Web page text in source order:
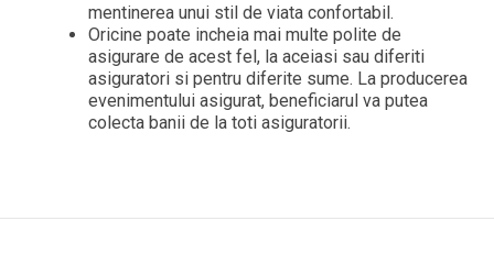
mentinerea unui stil de viata confortabil.
Oricine poate incheia mai multe polite de
asigurare de acest fel, la aceiasi sau diferiti
asiguratori si pentru diferite sume. La producerea
evenimentului asigurat, beneficiarul va putea
colecta banii de la toti asiguratorii.